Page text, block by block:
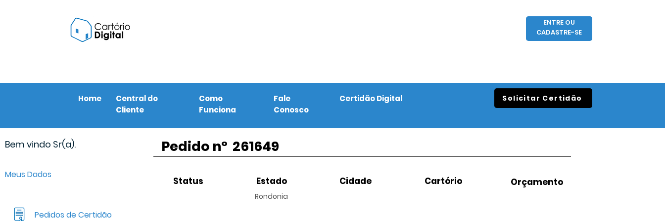
ENTRE OU
CADASTRE-SE
Home
Central do
Cliente
Como
Funciona
Fale
Conosco
Certidão Digital Solicitar Certidão
Bem vindo Sr(a).
Meus Dados
Pedidos de Certidão
Pedido nº 261649
Status Estado
Rondonia
Cidade Cartório Orçamento